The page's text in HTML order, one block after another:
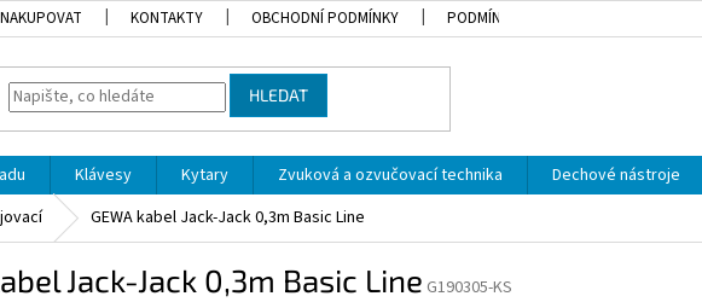
KONTAKTY OBCHODNÍ PODMÍNKY PODMÍNKY OCHRANY OSOBNÍCH ÚDAJŮ
HLEDAT
Klávesy Kytary Zvuková a ozvučovací technika Dechové nástroje
GEWA kabel Jack-Jack 0,3m Basic Line
Jack-Jack 0,3m Basic Line G190305-KS